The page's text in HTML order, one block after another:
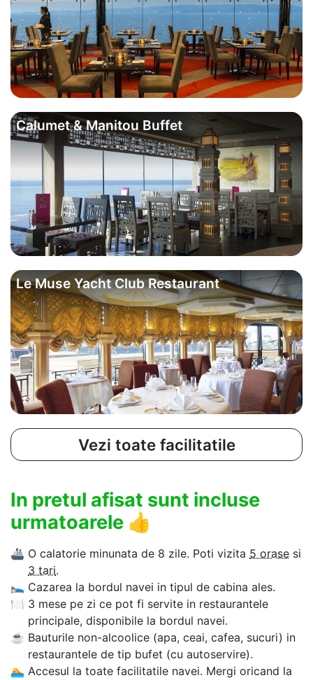
Calumet & Manitou Buffet
Le Muse Yacht Club Restaurant
Vezi toate facilitatile
In pretul afisat sunt incluse
urmatoarele 👍
🚢 O calatorie minunata de 8 zile. Poti vizita 5 orase si
3 tari.
🛌 Cazarea la bordul navei in tipul de cabina ales.
🍽 3 mese pe zi ce pot fi servite in restaurantele
principale, disponibile la bordul navei.
☕ Bauturile non-alcoolice (apa, ceai, cafea, sucuri) in
restaurantele de tip bufet (cu autoservire).
🏊‍ Accesul la toate facilitatile navei. Mergi oricand la